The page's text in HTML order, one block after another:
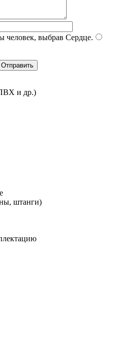
человек, выбрав Сердце.
и др.)
штанги)